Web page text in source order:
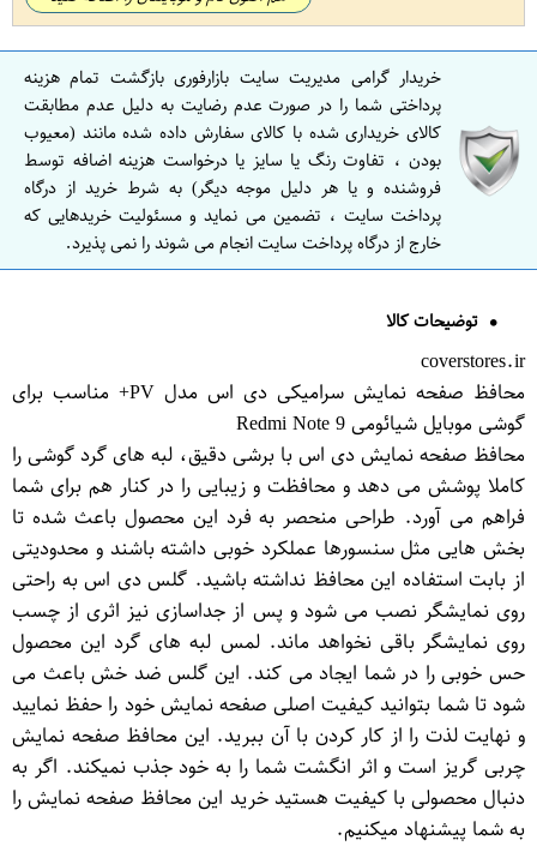
خریدار گرامی مدیریت سایت بازارفوری بازگشت تمام هزینه
پرداختی شما را در صورت عدم رضایت به دلیل عدم مطابقت
کالای خریداری شده با کالای سفارش داده شده مانند (معیوب
بودن ، تفاوت رنگ یا سایز یا درخواست هزینه اضافه توسط
فروشنده و یا هر دلیل موجه دیگر) به شرط خرید از درگاه
پرداخت سایت ، تضمین می نماید و مسئولیت خریدهایی که
خارج از درگاه پرداخت سایت انجام می شوند را نمی پذیرد.
توضیحات کالا
coverstores.ir
محافظ صفحه نمایش سرامیکی دی اس مدل PV+ مناسب برای
گوشی موبایل شیائومی Redmi Note 9
محافظ صفحه نمایش دی اس با برشی دقیق، لبه های گرد گوشی را
کاملا پوشش می دهد و محافظت و زیبایی را در کنار هم برای شما
فراهم می آورد. طراحی منحصر به فرد این محصول باعث شده تا
بخش هایی مثل سنسورها عملکرد خوبی داشته باشند و محدودیتی
از بابت استفاده این محافظ نداشته باشید. گلس دی اس به راحتی
روی نمایشگر نصب می شود و پس از جداسازی نیز اثری از چسب
روی نمایشگر باقی نخواهد ماند. لمس لبه های گرد این محصول
حس خوبی را در شما ایجاد می کند. این گلس ضد خش باعث می
شود تا شما بتوانید کیفیت اصلی صفحه نمایش خود را حفظ نمایید
و نهایت لذت را از کار کردن با آن ببرید. این محافظ صفحه نمایش
چربی گریز است و اثر انگشت شما را به خود جذب نمیکند. اگر به
دنبال محصولی با کیفیت هستید خرید این محافظ صفحه نمایش را
به شما پیشنهاد میکنیم.